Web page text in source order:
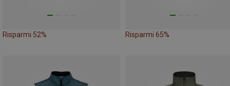
Risparmi 52% Risparmi 65%